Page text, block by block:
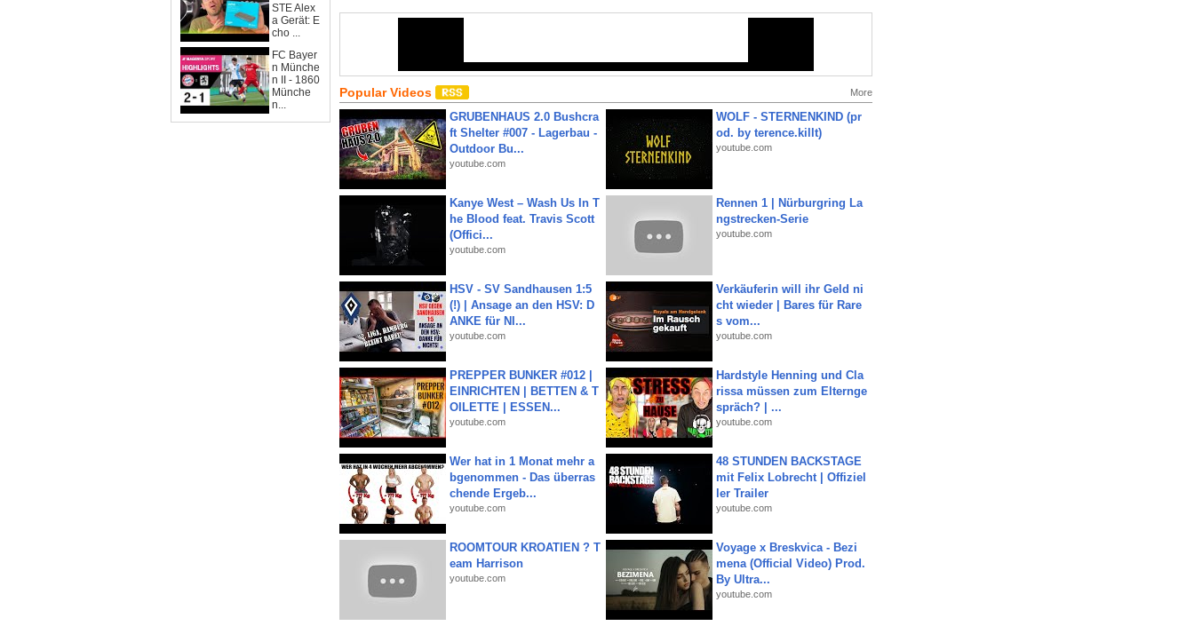
STE Alex
a Gerät: E
cho ...
FC Bayer
n Münche
n II - 1860
Münche
n...
Popular Videos More
GRUBENHAUS 2.0 Bushcra
ft Shelter #007 - Lagerbau -
Outdoor Bu...
youtube.com
WOLF - STERNENKIND (pr
od. by terence.killt)
youtube.com
Kanye West – Wash Us In T
he Blood feat. Travis Scott
(Offici...
youtube.com
Rennen 1 | Nürburgring La
ngstrecken-Serie
youtube.com
HSV - SV Sandhausen 1:5
(!) | Ansage an den HSV: D
ANKE für NI...
youtube.com
Verkäuferin will ihr Geld ni
cht wieder | Bares für Rare
s vom...
youtube.com
PREPPER BUNKER #012 |
EINRICHTEN | BETTEN & T
OILETTE | ESSEN...
youtube.com
Hardstyle Henning und Cla
rissa müssen zum Elternge
spräch? | ...
youtube.com
Wer hat in 1 Monat mehr a
bgenommen - Das überras
chende Ergeb...
youtube.com
48 STUNDEN BACKSTAGE
mit Felix Lobrecht | Offiziel
ler Trailer
youtube.com
ROOMTOUR KROATIEN ? T
eam Harrison
youtube.com
Voyage x Breskvica - Bezi
mena (Official Video) Prod.
By Ultra...
youtube.com